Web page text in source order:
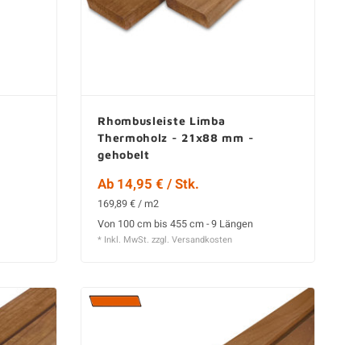
Rhombusleiste Limba
Thermoholz - 21x88 mm -
gehobelt
Ab 14,95 € / Stk.
169,89 € / m2
Von 100 cm bis 455 cm - 9 Längen
* Inkl. MwSt. zzgl.Versandkosten